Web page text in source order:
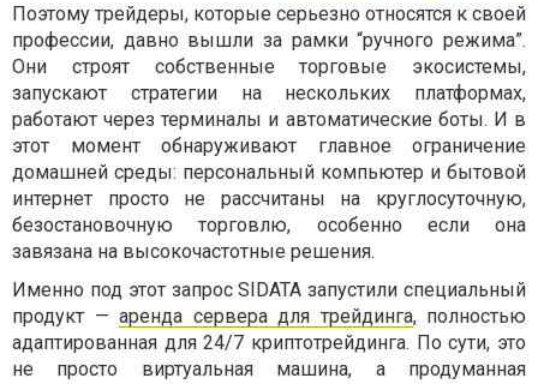
Поэтому трейдеры, которые серьезно относятся к своей
профессии, давно вышли за рамки “ручного режима”.
Они строят собственные торговые экосистемы,
запускают стратегии на нескольких платформах,
работают через терминалы и автоматические боты. И в
этот момент обнаруживают главное ограничение
домашней среды: персональный компьютер и бытовой
интернет просто не рассчитаны на круглосуточную,
безостановочную торговлю, особенно если она
завязана на высокочастотные решения.
Именно под этот запрос SIDATA запустили специальный
продукт — аренда сервера для трейдинга, полностью
адаптированная для 24/7 криптотрейдинга. По сути, это
не просто виртуальная машина, а продуманная